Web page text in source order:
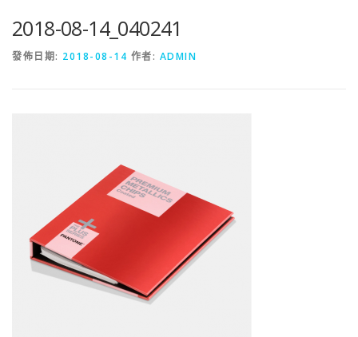
2018-08-14_040241
發佈日期: 2018-08-14 作者: ADMIN